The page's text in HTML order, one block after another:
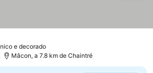
e decorado
Mâcon, a 7.8 km de Chaintré